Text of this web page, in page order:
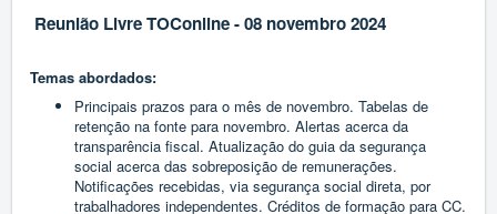
Reunião Livre TOConline - 08 novembro 2024
Temas abordados:
Principais prazos para o mês de novembro. Tabelas de
retenção na fonte para novembro. Alertas acerca da
transparência fiscal. Atualização do guia da segurança
social acerca das sobreposição de remunerações.
Notificações recebidas, via segurança social direta, por
trabalhadores independentes. Créditos de formação para CC.